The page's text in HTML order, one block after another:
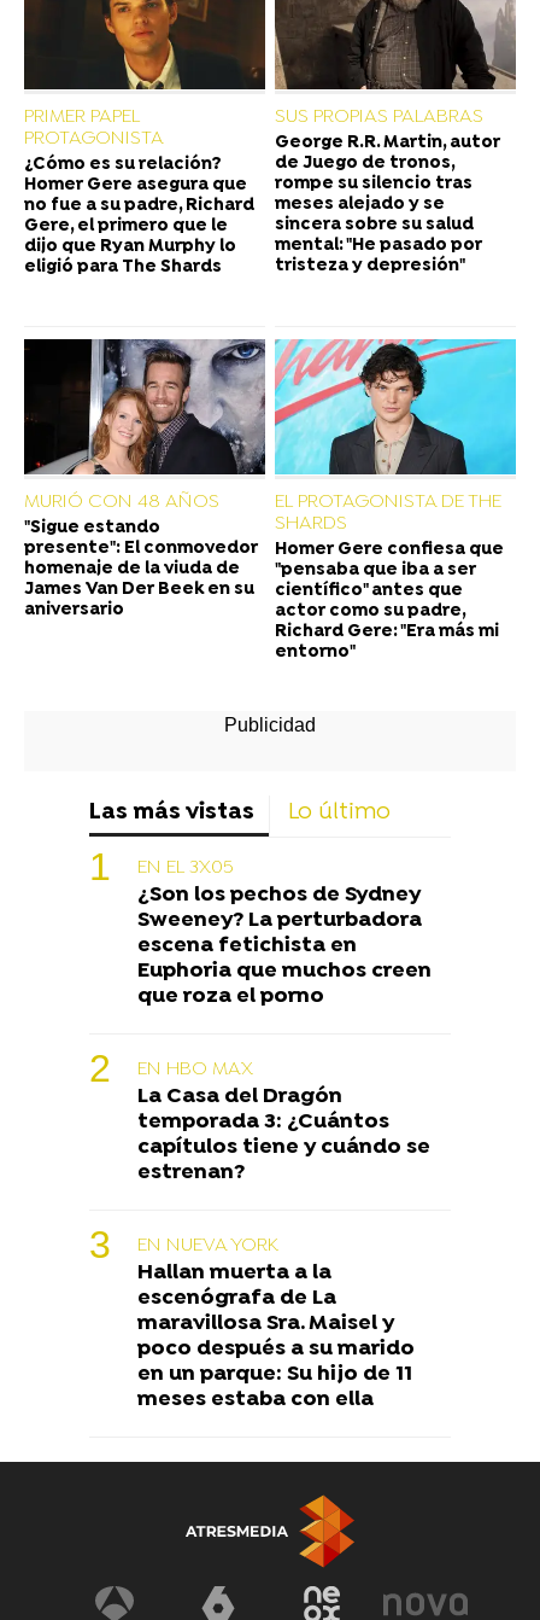
PRIMER PAPEL
PROTAGONISTA
¿Cómo es su relación?
Homer Gere asegura que
no fue a su padre, Richard
Gere, el primero que le
dijo que Ryan Murphy lo
eligió para The Shards
SUS PROPIAS PALABRAS
George R.R. Martin, autor
de Juego de tronos,
rompe su silencio tras
meses alejado y se
sincera sobre su salud
mental: "He pasado por
tristeza y depresión"
MURIÓ CON 48 AÑOS
"Sigue estando
presente": El conmovedor
homenaje de la viuda de
James Van Der Beek en su
aniversario
EL PROTAGONISTA DE THE
SHARDS
Homer Gere confiesa que
"pensaba que iba a ser
científico" antes que
actor como su padre,
Richard Gere: "Era más mi
entorno"
Las más vistas Lo último
EN EL 3X05
¿Son los pechos de Sydney
Sweeney? La perturbadora
escena fetichista en
Euphoria que muchos creen
que roza el porno
EN HBO MAX
La Casa del Dragón
temporada 3: ¿Cuántos
capítulos tiene y cuándo se
estrenan?
EN NUEVA YORK
Hallan muerta a la
escenógrafa de La
maravillosa Sra. Maisel y
poco después a su marido
en un parque: Su hijo de 11
meses estaba con ella